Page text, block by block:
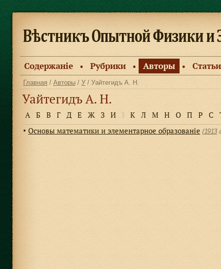
Содержанiе ● Рубрики ● Авторы ● Статьи
Главная / Авторы / У / Уайтегидъ А. Н.
Уайтегидъ А. Н.
А Б В Г Д Е Ж З И І К Л М Н О П Р С
● Основы математики и элементарное образованiе (1913